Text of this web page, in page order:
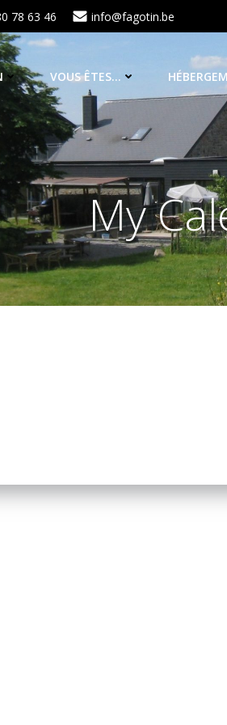
78 63 46 info@fagotin.be
VOUS ÊTES…
My